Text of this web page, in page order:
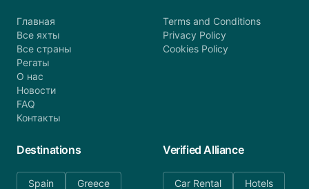
Главная
Все яхты
Все страны
Регаты
О нас
Новости
FAQ
Контакты
Terms and Conditions
Privacy Policy
Cookies Policy
Destinations
Spain Greece
Verified Alliance
Car Rental Hotels